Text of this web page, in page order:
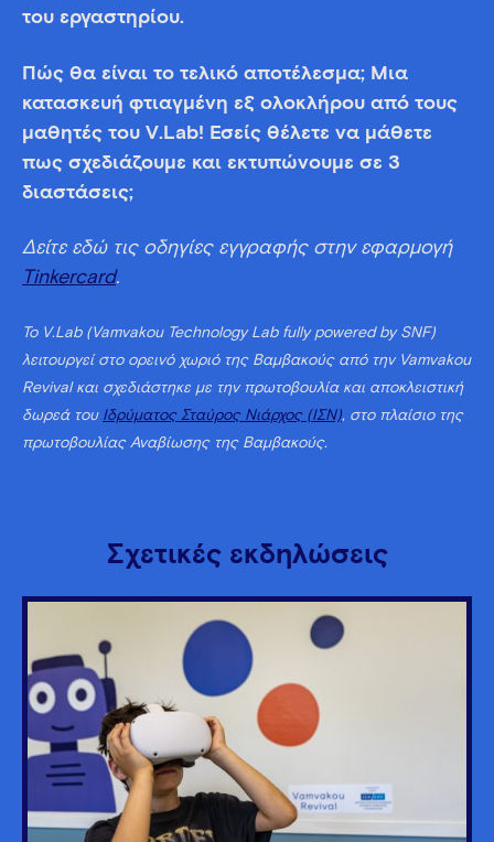
του εργαστηρίου.
Πώς θα είναι το τελικό αποτέλεσμα; Μια
κατασκευή φτιαγμένη εξ ολοκλήρου από τους
μαθητές του V.Lab! Εσείς θέλετε να μάθετε
πως σχεδιάζουμε και εκτυπώνουμε σε 3
διαστάσεις;
Δείτε εδώ τις οδηγίες εγγραφής στην εφαρμογή
Tinkercard.
Το V.Lab (Vamvakou Technology Lab fully powered by SNF)
λειτουργεί στο ορεινό χωριό της Βαμβακούς από την Vamvakou
Revival και σχεδιάστηκε με την πρωτοβουλία και αποκλειστική
δωρεά του Ιδρύματος Σταύρος Νιάρχος (ΙΣΝ), στο πλαίσιο της
πρωτοβουλίας Αναβίωσης της Βαμβακούς.
Σχετικές εκδηλώσεις